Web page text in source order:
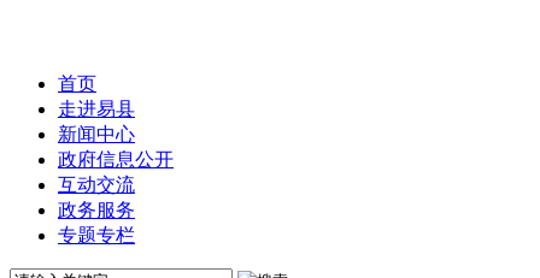
首页
走进易县
新闻中心
政府信息公开
互动交流
政务服务
专题专栏